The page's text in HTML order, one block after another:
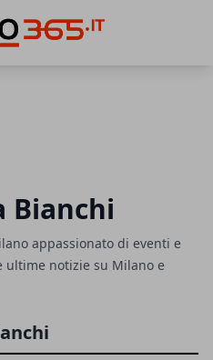
Bianchi
appassionato di eventi e
ultime notizie su Milano e